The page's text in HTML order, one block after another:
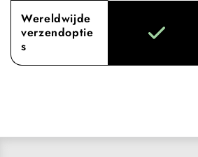
Wereldwijde
verzendoptie
s